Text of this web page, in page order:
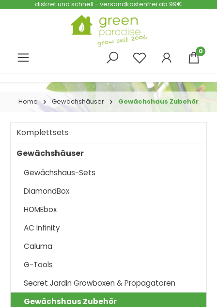
Zum Hauptinhalt springen
diskret und schnell - versandkostenfrei ab 99€
0
Home Gewächshäuser Gewächshaus Zubehör
Komplettsets
Gewächshäuser
Gewächshaus-Sets
DiamondBox
HOMEbox
AC Infinity
Caluma
G-Tools
Secret Jardin Growboxen & Propagatoren
Gewächshaus Zubehör